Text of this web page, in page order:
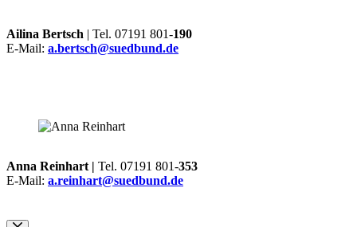
Ailina Bertsch | Tel. 07191 801-190
E-Mail: a.bertsch@suedbund.de
Anna Reinhart | Tel. 07191 801-353
E-Mail: a.reinhart@suedbund.de